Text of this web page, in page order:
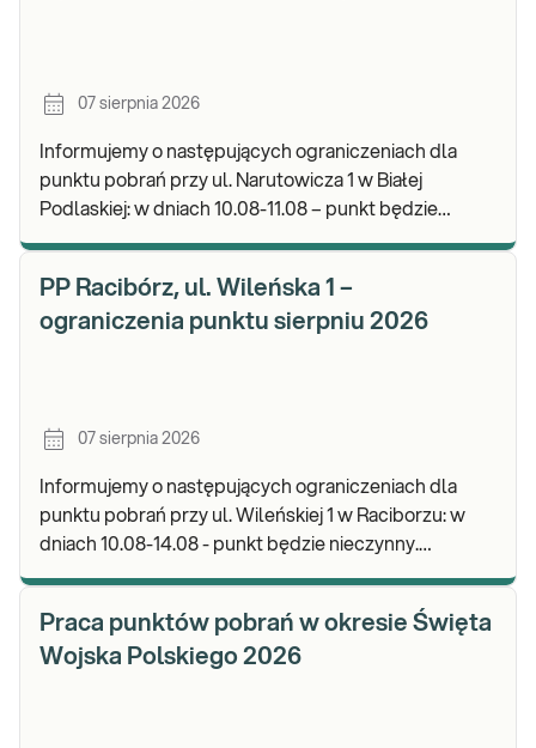
07 sierpnia 2026
Informujemy o następujących ograniczeniach dla
punktu pobrań przy ul. Narutowicza 1 w Białej
Podlaskiej: w dniach 10.08-11.08 – punkt będzie
PP Racibórz, ul. Wileńska 1 –
ograniczenia punktu sierpniu 2026
07 sierpnia 2026
Informujemy o następujących ograniczeniach dla
punktu pobrań przy ul. Wileńskiej 1 w Raciborzu: w
dniach 10.08-14.08 - punkt będzie nieczynny.
Praca punktów pobrań w okresie Święta
Wojska Polskiego 2026